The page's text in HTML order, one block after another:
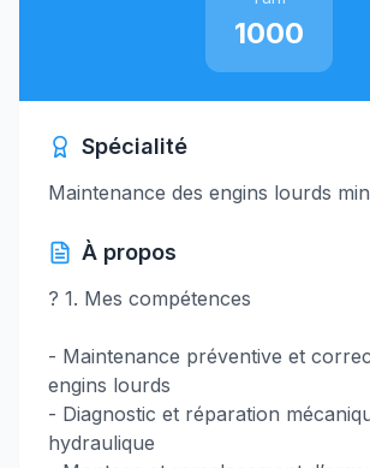
1000
Spécialité
Maintenance des engins lourds
À propos
? 1. Mes compétences
- Maintenance préventive et
engins lourds
- Diagnostic et réparation
hydraulique